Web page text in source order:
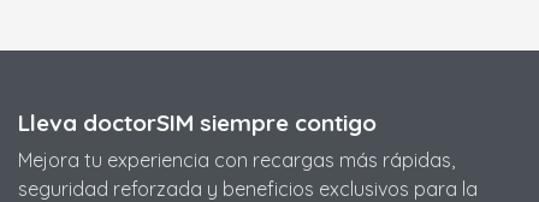
Lleva doctorSIM siempre contigo
Mejora tu experiencia con recargas más rápidas,
seguridad reforzada y beneficios exclusivos para la